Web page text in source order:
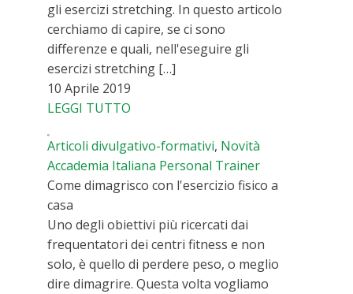
gli esercizi stretching. In questo articolo
cerchiamo di capire, se ci sono
differenze e quali, nell'eseguire gli
esercizi stretching […]
10 Aprile 2019
LEGGI TUTTO
Articoli divulgativo-formativi, Novità
Accademia Italiana Personal Trainer
Come dimagrisco con l'esercizio fisico a
casa
Uno degli obiettivi più ricercati dai
frequentatori dei centri fitness e non
solo, è quello di perdere peso, o meglio
dire dimagrire. Questa volta vogliamo